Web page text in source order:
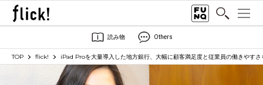
読み物 Others
TOP flick! iPad Proを大量導入した地方銀行、大幅に顧客満足度と従業員の働きやすさ